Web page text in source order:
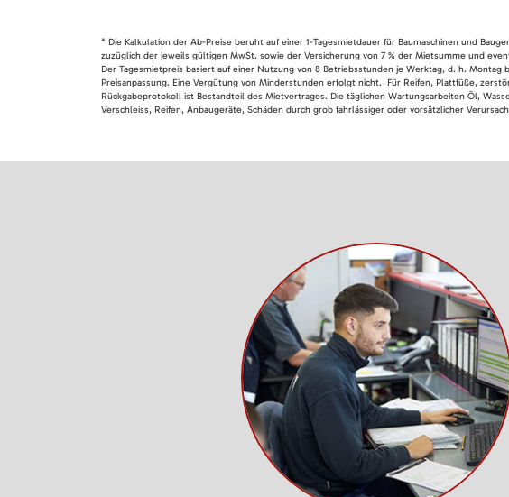
* Die Kalkulation der Ab-Preise beruht auf einer 1-Tagesmietdauer für Baumaschinen und
zuzüglich der jeweils gültigen MwSt. sowie der Versicherung von 7 % der Mietsumme und
Der Tagesmietpreis basiert auf einer Nutzung von 8 Betriebsstunden je Werktag, d. h.
Preisanpassung. Eine Vergütung von Minderstunden erfolgt nicht. Für Reifen, Plattfüße,
Rückgabeprotokoll ist Bestandteil des Mietvertrages. Die täglichen Wartungsarbeiten Öl,
Verschleiss, Reifen, Anbaugeräte, Schäden durch grob fahrlässiger oder vorsätzlicher